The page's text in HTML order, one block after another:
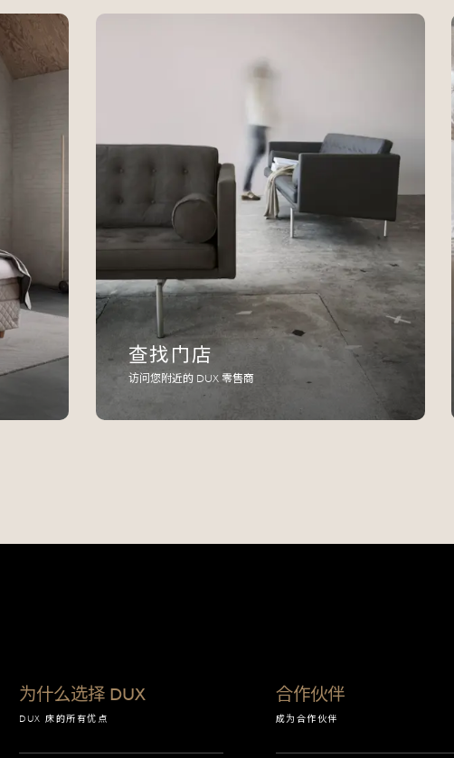
查找门店
访问您附近的 DUX 零售商
为什么选择 DUX
DUX 床的所有优点
合作伙伴
成为合作伙伴